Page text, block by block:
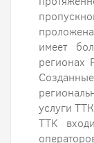
имеет
регионах
услуги
TTK